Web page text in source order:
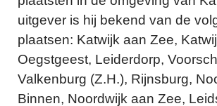
uitgever is hij bekend van de
plaatsen: Katwijk aan Zee,
Oegstgeest, Leiderdorp,
Valkenburg (Z.H.), Rijnsburg,
Binnen, Noordwijk aan Zee,